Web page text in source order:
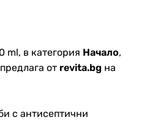
ml, в категория Начало,
от revita.bg на
с антисептични